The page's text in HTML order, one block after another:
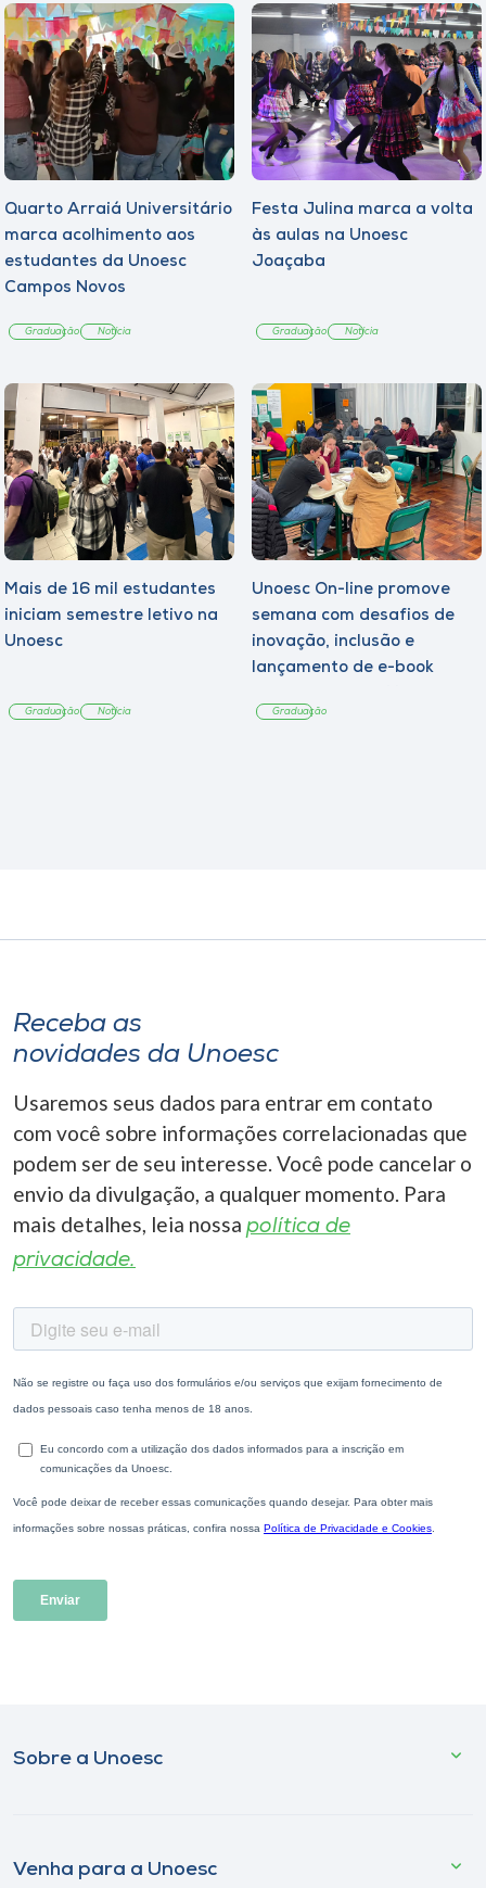
Quarto Arraiá Universitário
marca acolhimento aos
estudantes da Unoesc
Campos Novos
Graduação Notícia
Festa Julina marca a volta
às aulas na Unoesc
Joaçaba
Graduação Notícia
Mais de 16 mil estudantes
iniciam semestre letivo na
Unoesc
Graduação Notícia
Unoesc On-line promove
semana com desafios de
inovação, inclusão e
lançamento de e-book
Graduação
Receba as
novidades da Unoesc
Usaremos seus dados para entrar em contato
com você sobre informações correlacionadas que
podem ser de seu interesse. Você pode cancelar o
envio da divulgação, a qualquer momento. Para
mais detalhes, leia nossa política de
privacidade.
Sobre a Unoesc
Venha para a Unoesc